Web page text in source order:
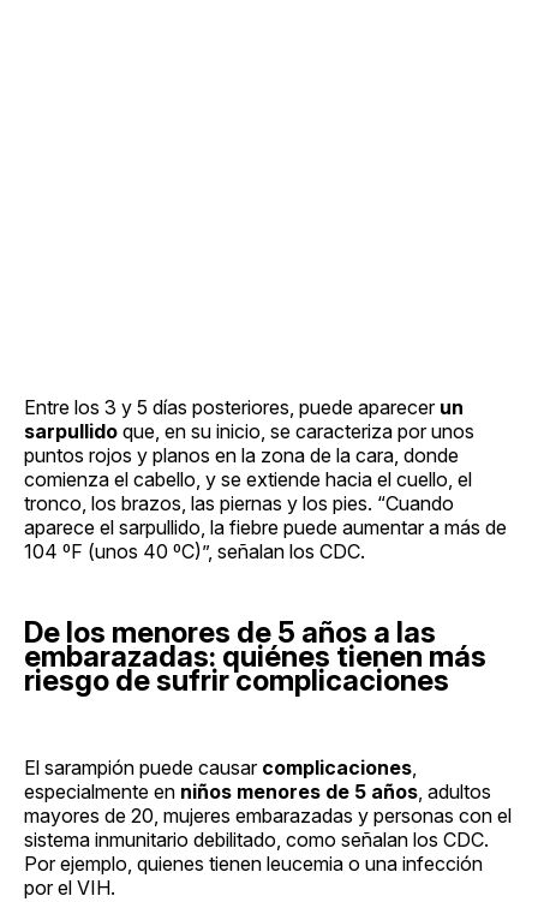
Entre los 3 y 5 días posteriores, puede aparecer un
sarpullido que, en su inicio, se caracteriza por unos
puntos rojos y planos en la zona de la cara, donde
comienza el cabello, y se extiende hacia el cuello, el
tronco, los brazos, las piernas y los pies. “Cuando
aparece el sarpullido, la fiebre puede aumentar a más de
104 ºF (unos 40 ºC)”, señalan los CDC.
De los menores de 5 años a las
embarazadas: quiénes tienen más
riesgo de sufrir complicaciones
El sarampión puede causar complicaciones,
especialmente en niños menores de 5 años, adultos
mayores de 20, mujeres embarazadas y personas con el
sistema inmunitario debilitado, como señalan los CDC.
Por ejemplo, quienes tienen leucemia o una infección
por el VIH.